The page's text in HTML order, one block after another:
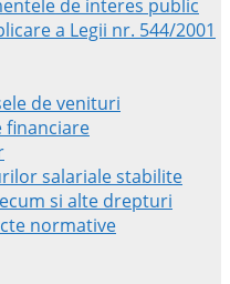
de interes public
a Legii nr. 544/2001
de venituri
financiare
salariale stabilite
si alte drepturi
normative